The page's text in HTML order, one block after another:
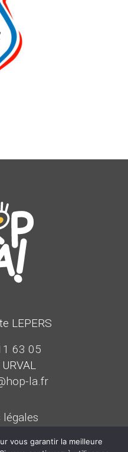
LEPERS
63 05
la.fr
vous garantir la meilleure